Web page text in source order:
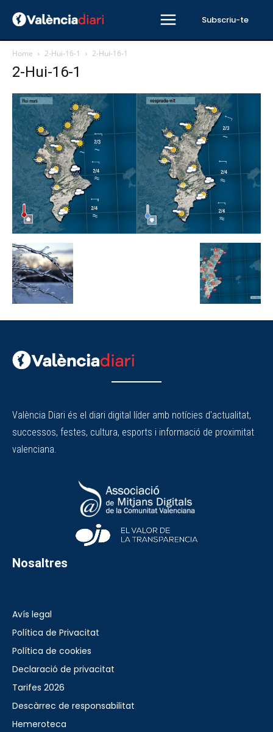
Subscriu-te
Home 2-Hui-16-1 2-Hui-16-1
2-Hui-16-1
València Diari és el diari digital líder amb notícies d'actualitat,
successos, festes, cultura, esports i informació de proximitat
valenciana.
Nosaltres
Avís legal
Política de Privacitat
Política de cookies
Declaració de privacitat
Tarifes 2026
Descàrrec de responsabilitat
Hemeroteca